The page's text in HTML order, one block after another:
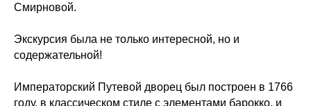
Смирновой.
Экскурсия была не только интересной, но и
содержательной!
Императорский Путевой дворец был построен в 1766
году, в классическом стиле с элементами барокко, и